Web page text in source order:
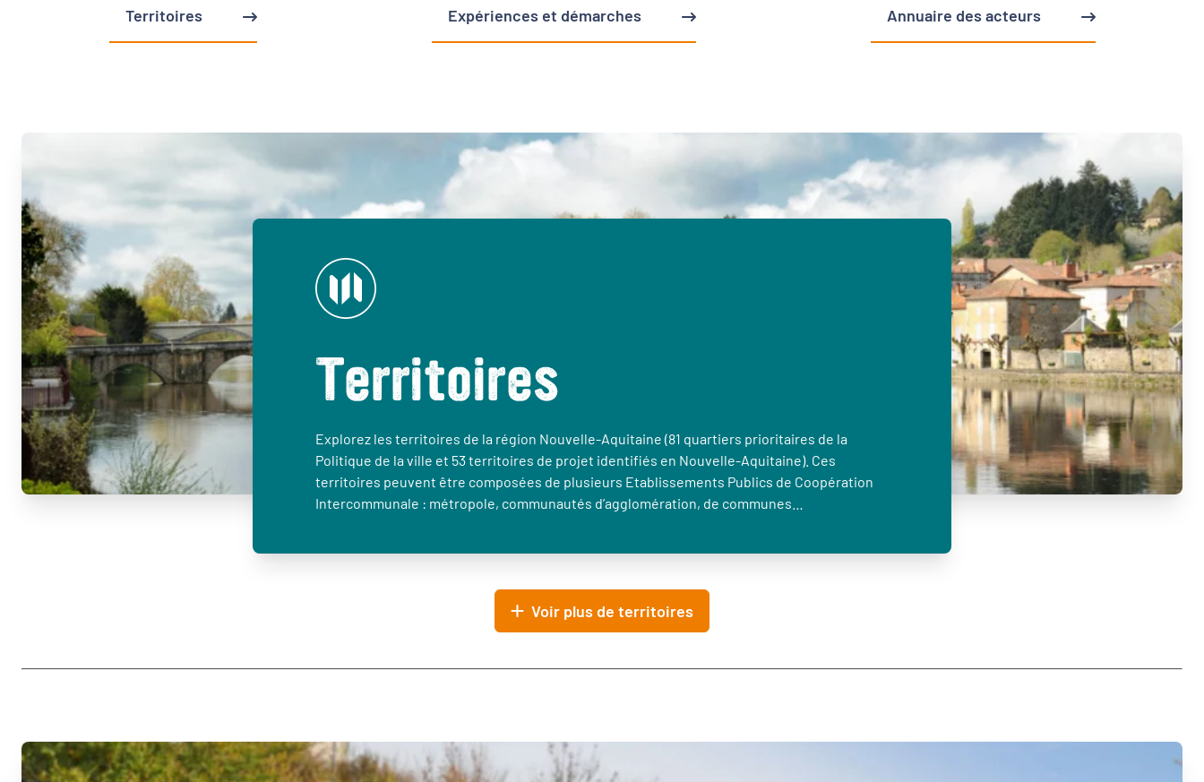
Territoires Expériences et démarches Annuaire des acteurs
Territoires
Explorez les territoires de la région Nouvelle-Aquitaine (81 quartiers prioritaires de la
Politique de la ville et 53 territoires de projet identifiés en Nouvelle-Aquitaine). Ces
territoires peuvent être composées de plusieurs Etablissements Publics de Coopération
Intercommunale : métropole, communautés d’agglomération, de communes…
Voir plus de territoires